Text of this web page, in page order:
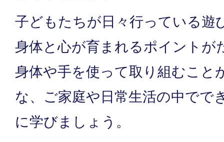
子どもたちが日々行っている遊
身体と心が育まれるポイントが
身体や手を使って取り組むこと
な、ご家庭や日常生活の中でで
に学びましょう。